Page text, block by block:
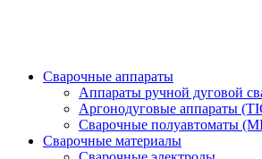
Сварочные аппараты
Аппараты ручной дуговой
Аргонодуговые аппараты
Сварочные полуавтоматы
Сварочные материалы